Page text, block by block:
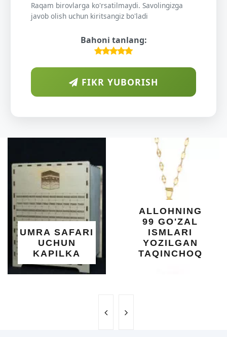
Raqam birovlarga ko'rsatilmaydi. Savolingizga
javob olish uchun kiritsangiz bo'ladi
Bahoni tanlang:
FIKR YUBORISH
ALLOHNING
99 GO'ZAL
ISMLARI
TAQINCHOQ